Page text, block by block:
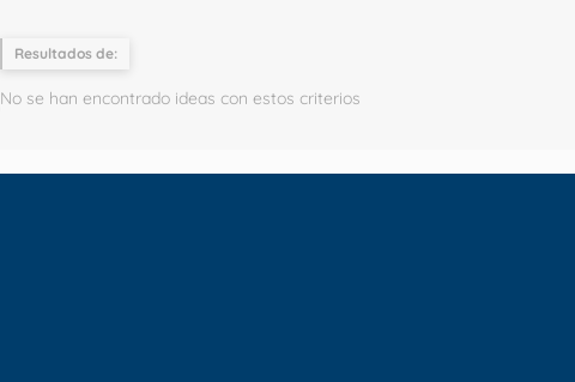
Resultados de:
No se han encontrado ideas con estos criterios